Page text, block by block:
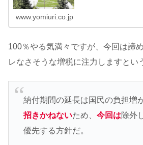
www.yomiuri.co.jp
100％やる気満々ですが、今回は諦
レなさそうな増税に注力しますとい
納付期間の延長は国民の負担増
招きかねないため、 今回は除外
優先する方針だ。